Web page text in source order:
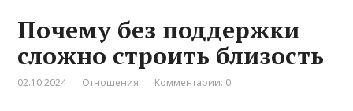
Почему без поддержки
сложно строить близость
02.10.2024 Отношения Комментарии: 0